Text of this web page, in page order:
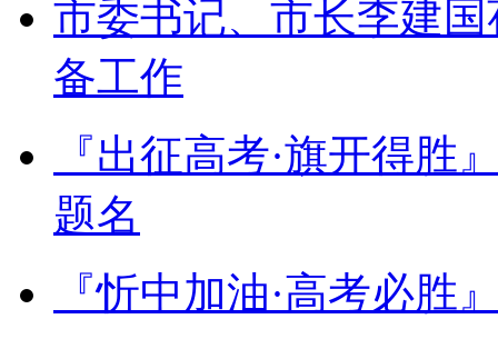
市委书记、市长李建
备工作
『出征高考·旗开得胜
题名
『忻中加油·高考必胜